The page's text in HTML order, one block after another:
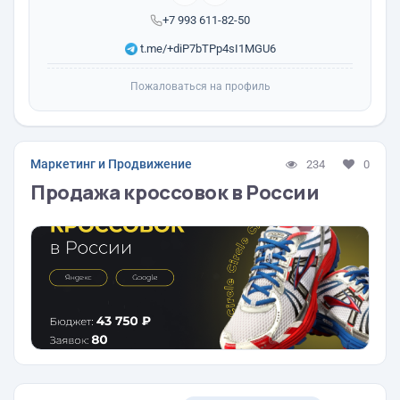
+7 993 611-82-50
t.me/+diP7bTPp4sI1MGU6
Пожаловаться на профиль
Маркетинг и Продвижение 234 0
Продажа кроссовок в России